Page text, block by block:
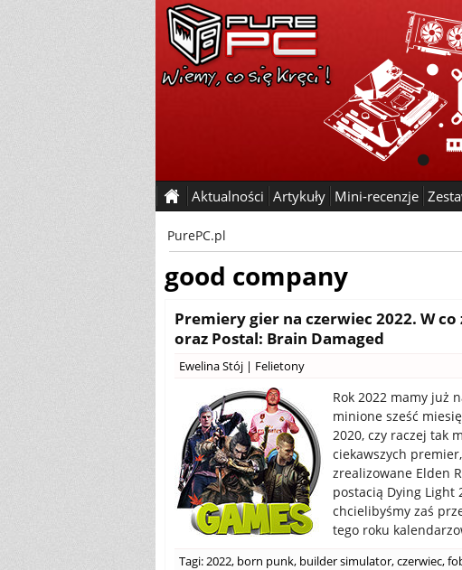
Aktualności Artykuły Mini-recenzje
PurePC.pl
good company
Premiery gier na czerwiec 2022. W
oraz Postal: Brain Damaged
Ewelina Stój | Felietony
Rok 2022 mamy już
minione sześć
2020, czy raczej tak
ciekawszych
zrealizowane Elden
postacią Dying Light
chcielibyśmy zaś
tego roku
Tagi:2022, born punk, builder simulator,czerwiec,